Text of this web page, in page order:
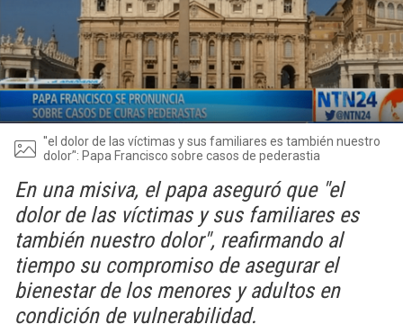
''el dolor de las víctimas y sus familiares es también nuestro
dolor’': Papa Francisco sobre casos de pederastia
En una misiva, el papa aseguró que "el
dolor de las víctimas y sus familiares es
también nuestro dolor", reafirmando al
tiempo su compromiso de asegurar el
bienestar de los menores y adultos en
condición de vulnerabilidad.